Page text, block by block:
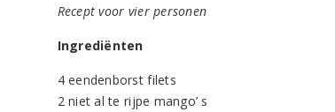
Recept voor vier personen
Ingrediënten
4 eendenborst filets
2 niet al te rijpe mango’ s